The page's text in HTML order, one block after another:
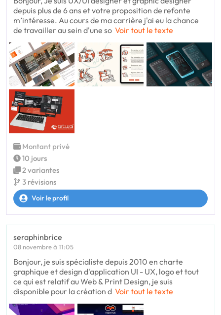
depuis plus de 6 ans et votre proposition de refonte
m’intéresse. Au cours de ma carrière j'ai eu la chance
de travailler au sein d'une so Voir tout le texte
Montant privé
10 jours
2 variantes
3 révisions
Voir le profil
seraphinbrice
08 novembre à 11:05
Bonjour, je suis spécialiste depuis 2010 en charte
graphique et design d'application UI - UX, logo et tout
ce qui est relatif au Web & Print Design, je suis
disponible pour la création d Voir tout le texte